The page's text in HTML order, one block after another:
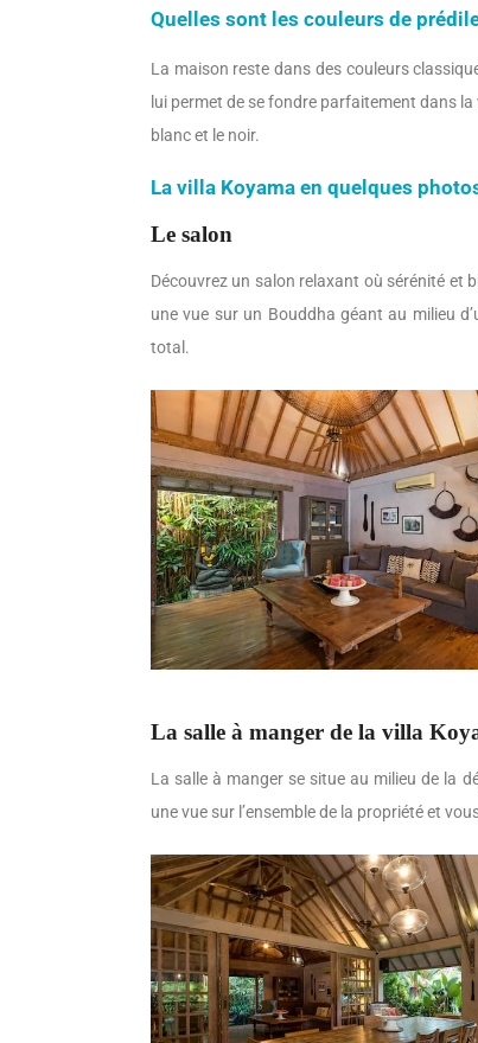
Quelles sont les couleurs de
La maison reste dans des couleurs
lui permet de se fondre parfaitement dans
blanc et le noir.
La villa Koyama en quelques
Le salon
Découvrez un salon relaxant où sérénité et
une vue sur un Bouddha géant au milieu
total.
La salle à manger de la villa
La salle à manger se situe au milieu de la
une vue sur l’ensemble de la propriété et